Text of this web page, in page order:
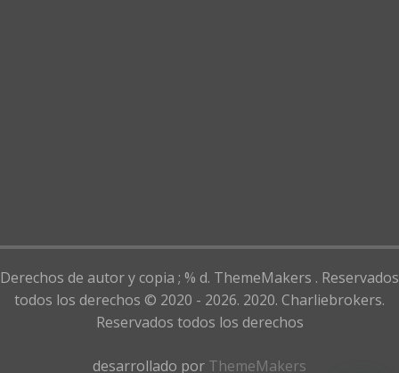
Derechos de autor y copia ; % d. ThemeMakers . Reservados
todos los derechos © 2020 - 2026. 2020. Charliebrokers.
Reservados todos los derechos
desarrollado por ThemeMakers